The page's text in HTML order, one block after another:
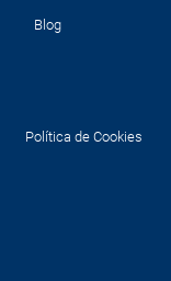
Blog
Política de Cookies